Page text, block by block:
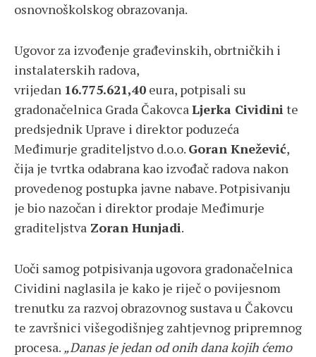
osnovnoškolskog obrazovanja.
Ugovor za izvođenje građevinskih, obrtničkih i
instalaterskih radova,
vrijedan 16.775.621,40 eura, potpisali su
gradonačelnica Grada ČakovcaLjerka Cividinite
predsjednik Uprave i direktor poduzeća
Međimurje graditeljstvo d.o.o. Goran Knežević,
čija je tvrtka odabrana kao izvođač radova nakon
provedenog postupka javne nabave. Potpisivanju
je bio nazočan i direktor prodaje Međimurje
graditeljstva Zoran Hunjadi.
Uoči samog potpisivanja ugovora gradonačelnica
Cividini naglasila je kako je riječ o povijesnom
trenutku za razvoj obrazovnog sustava u Čakovcu
te završnici višegodišnjeg zahtjevnog pripremnog
procesa. „Danas je jedan od onih dana kojih ćemo